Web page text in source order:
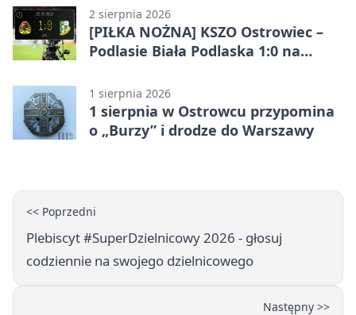
2 sierpnia 2026
[PIŁKA NOŻNA] KSZO Ostrowiec –
Podlasie Biała Podlaska 1:0 na
(Grupa IV)
1 sierpnia 2026
1 sierpnia w Ostrowcu przypomina
o „Burzy” i drodze do Warszawy
<< Poprzedni
Plebiscyt #SuperDzielnicowy 2026 - głosuj
codziennie na swojego dzielnicowego
Następny >>